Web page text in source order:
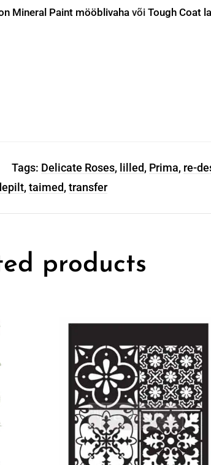
Mineral Paint mööblivahavõi Tough Coat
Tags: Delicate Roses, lilled, Prima, re-
, taimed, transfer
products